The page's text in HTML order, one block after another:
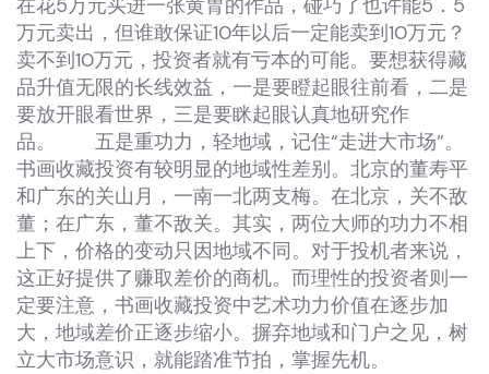
在花5万元买进一张黄胄的作品，碰巧了也许能5．5
万元卖出，但谁敢保证10年以后一定能卖到10万元？
卖不到10万元，投资者就有亏本的可能。要想获得藏
品升值无限的长线效益，一是要瞪起眼往前看，二是
要放开眼看世界，三是要眯起眼认真地研究作
品。 五是重功力，轻地域，记住“走进大市场”。
书画收藏投资有较明显的地域性差别。北京的董寿平
和广东的关山月，一南一北两支梅。在北京，关不敌
董；在广东，董不敌关。其实，两位大师的功力不相
上下，价格的变动只因地域不同。对于投机者来说，
这正好提供了赚取差价的商机。而理性的投资者则一
定要注意，书画收藏投资中艺术功力价值在逐步加
大，地域差价正逐步缩小。摒弃地域和门户之见，树
立大市场意识，就能踏准节拍，掌握先机。